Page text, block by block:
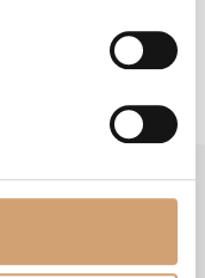
NÄITÄ